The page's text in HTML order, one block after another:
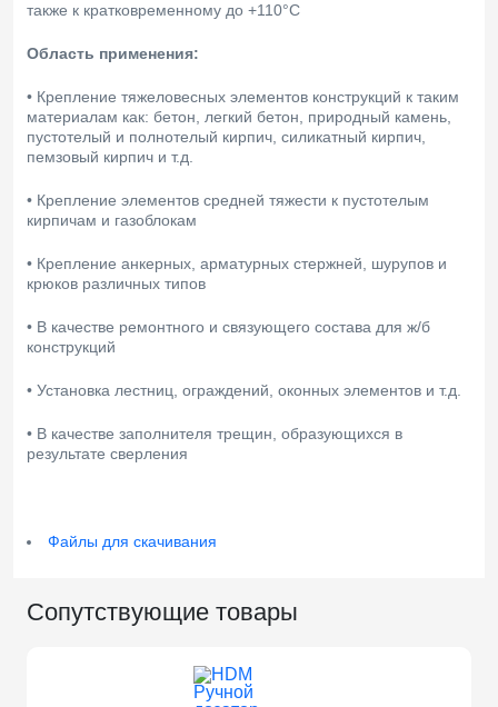
также к кратковременному до +110°C
Область применения:
• Крепление тяжеловесных элементов конструкций к таким
материалам как: бетон, легкий бетон, природный камень,
пустотелый и полнотелый кирпич, силикатный кирпич,
пемзовый кирпич и т.д.
• Крепление элементов средней тяжести к пустотелым
кирпичам и газоблокам
• Крепление анкерных, арматурных стержней, шурупов и
крюков различных типов
• В качестве ремонтного и связующего состава для ж/б
конструкций
• Установка лестниц, ограждений, оконных элементов и т.д.
• В качестве заполнителя трещин, образующихся в
результате сверления
Файлы для скачивания
Сопутствующие товары